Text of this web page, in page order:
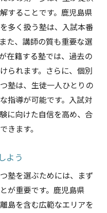
塾の選び方
極める方法
ができる講師の特徴
るためのポイント
講師を見つけるには
を選ぶコツ
がつく塾選びの秘訣
ている塾の見極め方
の選び方
ーションを確認しよ
リキュラムの充実度
することです。鹿児島県
多く扱う塾は、入試本番
た、講師の質も重要な選
在籍する塾では、過去の
られます。さらに、個別
塾は、生徒一人ひとりの
指導が可能です。入試対
に向けた自信を高め、合
きます。
よう
塾を選ぶためには、まず
が重要です。鹿児島県
島を含む広範なエリアを